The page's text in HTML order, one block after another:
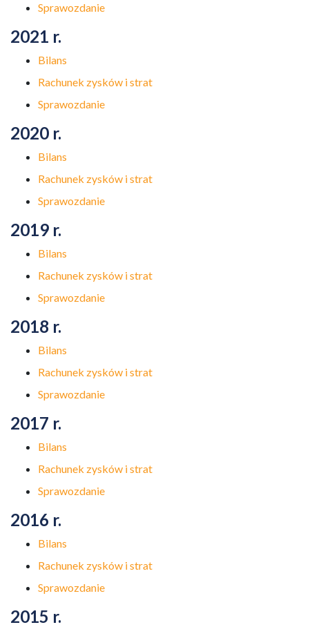
Sprawozdanie
2021 r.
Bilans
Rachunek zysków i strat
Sprawozdanie
2020 r.
Bilans
Rachunek zysków i strat
Sprawozdanie
2019 r.
Bilans
Rachunek zysków i strat
Sprawozdanie
2018 r.
Bilans
Rachunek zysków i strat
Sprawozdanie
2017 r.
Bilans
Rachunek zysków i strat
Sprawozdanie
2016 r.
Bilans
Rachunek zysków i strat
Sprawozdanie
2015 r.